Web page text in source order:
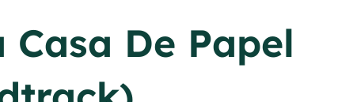
De Papel